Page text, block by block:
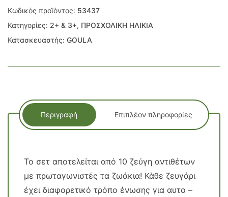
Κωδικός προϊόντος: 53437
Κατηγορίες: 2+ & 3+, ΠΡΟΣΧΟΛΙΚΗ ΗΛΙΚΙΑ
Κατασκευαστής: GOULA
Περιγραφή Επιπλέον πληροφορίες
Το σετ αποτελείται από 10 ζεύγη αντιθέτων
με πρωταγωνιστές τα ζωάκια! Κάθε ζευγάρι
έχει διαφορετικό τρόπο ένωσης για αυτο –